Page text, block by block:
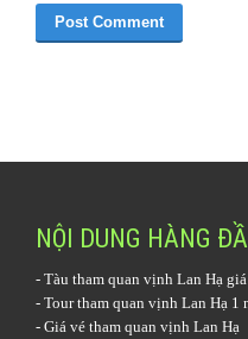
NỘI DUNG HÀNG
- Tàu tham quan vịnh Lan Hạ
- Tour tham quan vịnh Lan Hạ 1
- Giá vé tham quan vịnh Lan Hạ